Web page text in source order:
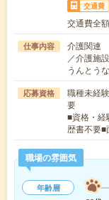
交通費
交通費全
仕事内容
介護関連
／介護施
うんとう
応募資格
職種未経
要
■資格・経
歴書不要
職場の雰囲気
年齢層